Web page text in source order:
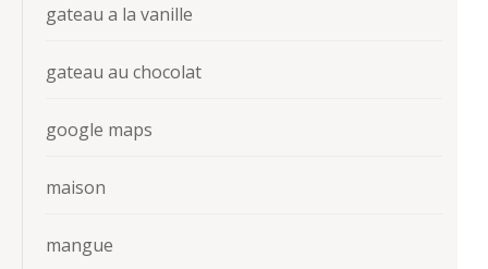
gateau a la vanille
gateau au chocolat
google maps
maison
mangue